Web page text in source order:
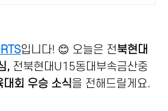
입니다! 😊 오늘은 전북현대
, 전북현대U15동대부속금산중
대회 우승 소식을 전해드릴게요.